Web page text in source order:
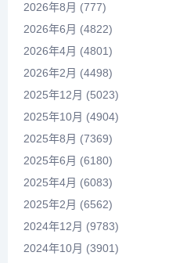
2026年8月 (777)
2026年6月 (4822)
2026年4月 (4801)
2026年2月 (4498)
2025年12月 (5023)
2025年10月 (4904)
2025年8月 (7369)
2025年6月 (6180)
2025年4月 (6083)
2025年2月 (6562)
2024年12月 (9783)
2024年10月 (3901)